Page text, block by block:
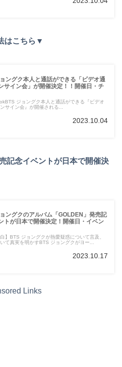
はこちら▼
ングク本人と通話ができる「ビデオ通
サイン会」が開催決定！！開催日・チ
ジョングク本人と通話ができる『ビデオ
サイン会』が開催される...
2023.10.04
記念イベントが日本で開催決
ングクのアルバム「GOLDEN」発売記
トが日本で開催決定！開催日・イベン
白】BTS ジョングクが熱愛疑惑について言及、
て真実を明かすBTS ジョングクがヨー...
2023.10.17
Links